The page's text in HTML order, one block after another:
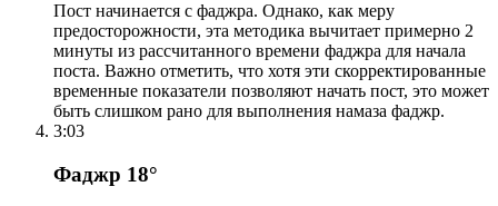
Пост начинается с фаджра. Однако, как меру
предосторожности, эта методика вычитает примерно 2
минуты из рассчитанного времени фаджра для начала
поста. Важно отметить, что хотя эти скорректированные
временные показатели позволяют начать пост, это может
быть слишком рано для выполнения намаза фаджр.
3:03
Фаджр 18°